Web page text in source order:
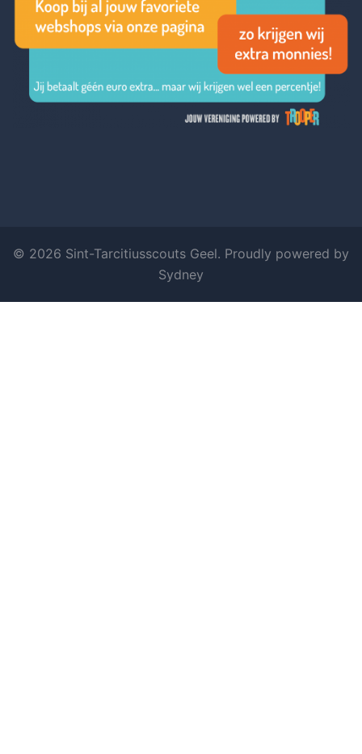
© 2026 Sint-Tarcitiusscouts Geel. Proudly powered by
Sydney